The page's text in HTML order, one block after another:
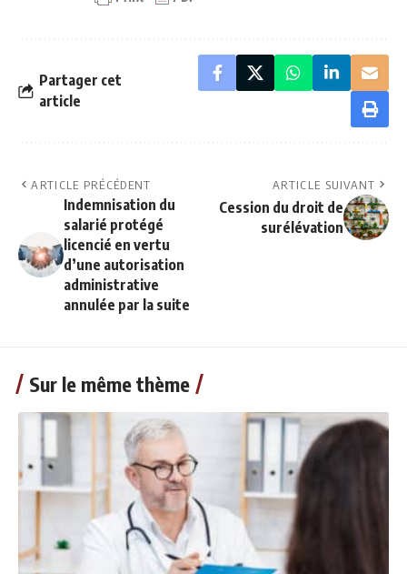
Partager cet
article
ARTICLE PRÉCÉDENT
Indemnisation du
salarié protégé
licencié en vertu
d’une autorisation
administrative
annulée par la suite
ARTICLE SUIVANT
Cession du droit de
surélévation
Sur le même thème